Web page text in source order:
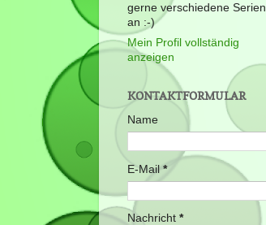
gerne verschiedene Serien
an :-)
Mein Profil vollständig
anzeigen
KONTAKTFORMULAR
Name
E-Mail *
Nachricht *